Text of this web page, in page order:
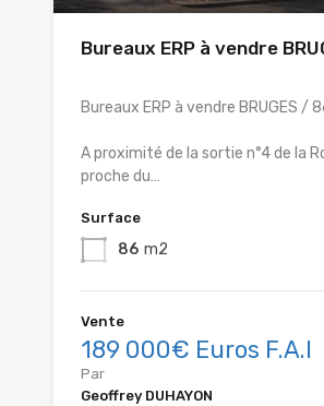
Bureaux ERP à vendre
Bureaux ERP à vendre BRUGES /
A proximité de la sortie n°4 de la
proche du…
Surface
86 m2
Vente
189 000€ Euros F.A.I
Par
Geoffrey DUHAYON